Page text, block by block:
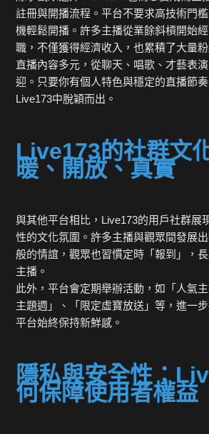
註冊與開播流程。平台不要求高技術門
機輕鬆開播。許多主播從業餘斜槓開始
職，不僅獲得經濟收入，也累積了大量粉
直播內容多元，從聊天、唱歌、才藝表
迎。只要你有個人特色與穩定的直播節
Live173中脫穎而出。
Live173的社群文
暖、開放、真實
與其他平台相比，Live173的用戶社群展
性的文化氛圍。許多主播與觀眾間發展
般的情誼，觀眾也習慣定時「報到」，
主播。
此外，平台會定期舉辦活動，如「人氣
主題週」、「限定虛寶放送」等，進一
平台始終保持新鮮感。
隱私與安全性：
何保障使用者權益